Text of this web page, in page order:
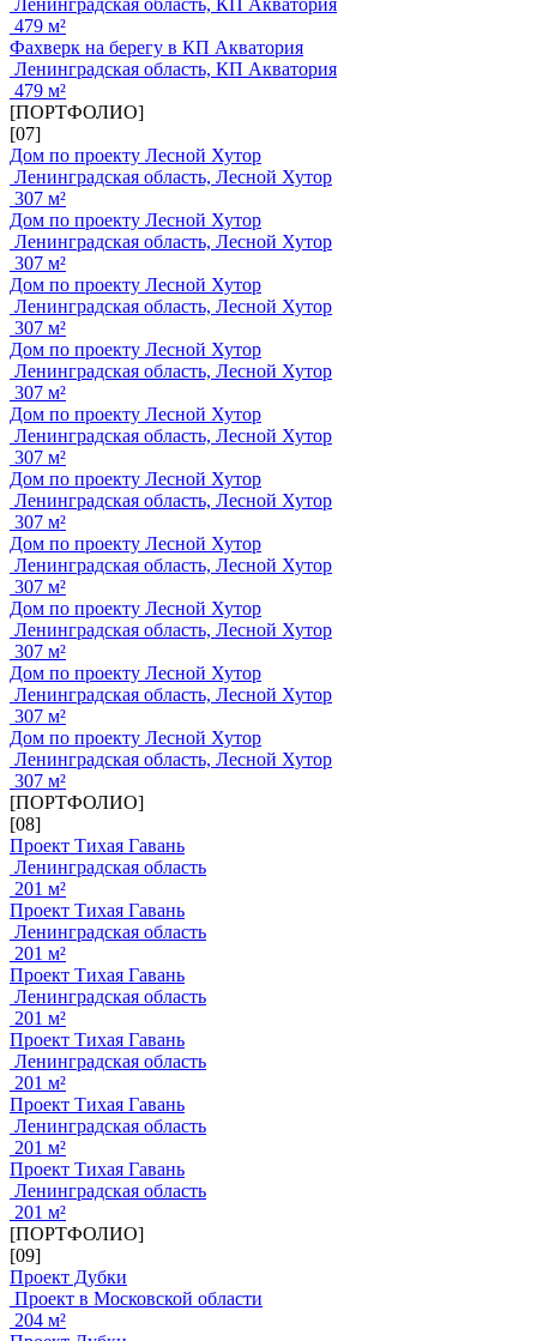
Ленинградская область, КП Акватория
479 м²
Фахверк на берегу в КП Акватория
Ленинградская область, КП Акватория
479 м²
[ПОРТФОЛИО]
[07]
Дом по проекту Лесной Хутор
Ленинградская область, Лесной Хутор
307 м²
Дом по проекту Лесной Хутор
Ленинградская область, Лесной Хутор
307 м²
Дом по проекту Лесной Хутор
Ленинградская область, Лесной Хутор
307 м²
Дом по проекту Лесной Хутор
Ленинградская область, Лесной Хутор
307 м²
Дом по проекту Лесной Хутор
Ленинградская область, Лесной Хутор
307 м²
Дом по проекту Лесной Хутор
Ленинградская область, Лесной Хутор
307 м²
Дом по проекту Лесной Хутор
Ленинградская область, Лесной Хутор
307 м²
Дом по проекту Лесной Хутор
Ленинградская область, Лесной Хутор
307 м²
Дом по проекту Лесной Хутор
Ленинградская область, Лесной Хутор
307 м²
Дом по проекту Лесной Хутор
Ленинградская область, Лесной Хутор
307 м²
[ПОРТФОЛИО]
[08]
Проект Тихая Гавань
Ленинградская область
201 м²
Проект Тихая Гавань
Ленинградская область
201 м²
Проект Тихая Гавань
Ленинградская область
201 м²
Проект Тихая Гавань
Ленинградская область
201 м²
Проект Тихая Гавань
Ленинградская область
201 м²
Проект Тихая Гавань
Ленинградская область
201 м²
[ПОРТФОЛИО]
[09]
Проект Дубки
Проект в Московской области
204 м²